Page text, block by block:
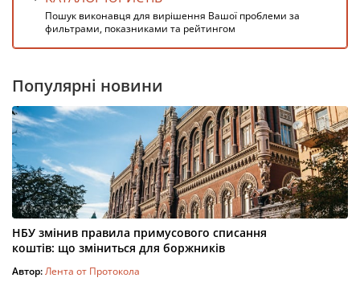
Пошук виконавця для вирішення Вашої проблеми за
фильтрами, показниками та рейтингом
Популярні новини
НБУ змінив правила примусового списання
коштів: що зміниться для боржників
Автор:Лента от Протокола